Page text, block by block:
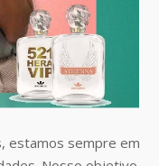
estamos sempre em